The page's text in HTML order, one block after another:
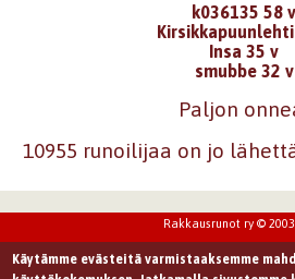
k036135 58 v
Insa 35 v
smubbe 32 v
Paljon
10955 runoilijaa on jo
Rakkausrunot ry ©
Käytämme evästeitä varmistaaksemme